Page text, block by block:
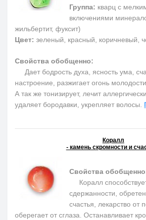
Группа: кварц с
включениями
жильбертит, фуксит)
Цвет: зеленый, красный, коричневый,
Свойства обобщенно:
Дает бодрость духа, ясность ума,
настроение, разжигает огонь
А так же тонизирует, лечит
удаляет бородавки, укрепляет волосы.
Коралл
- камень скромности и
Свойства
Коралл
сдержанности,
счастья, лекарство от
оберегает от сглаза. Останавливает